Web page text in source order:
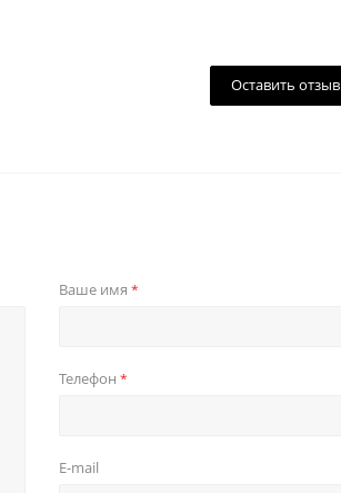
Оставить отзыв
Ваше имя *
Телефон *
E-mail